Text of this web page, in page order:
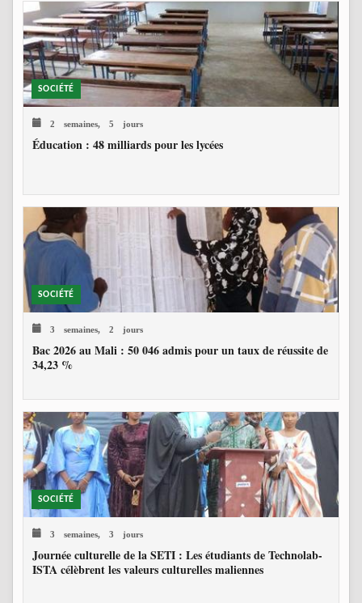
SOCIÉTÉ
2 semaines, 5 jours
Éducation : 48 milliards pour les lycées
SOCIÉTÉ
3 semaines, 2 jours
Bac 2026 au Mali : 50 046 admis pour un taux de réussite de
34,23 %
SOCIÉTÉ
3 semaines, 3 jours
Journée culturelle de la SETI : Les étudiants de Technolab-
ISTA célèbrent les valeurs culturelles maliennes